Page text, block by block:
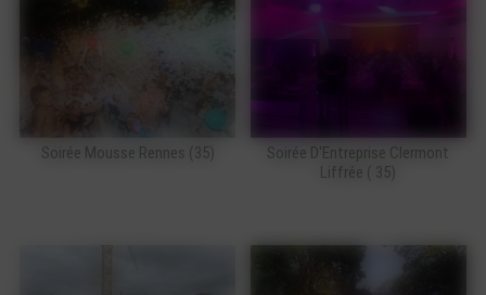
Soirée Mousse Rennes (35)
Soirée D'Entreprise Clermont
Liffrée ( 35)